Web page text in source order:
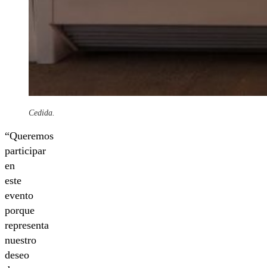
Cedida.
“Queremos
participar
en
este
evento
porque
representa
nuestro
deseo